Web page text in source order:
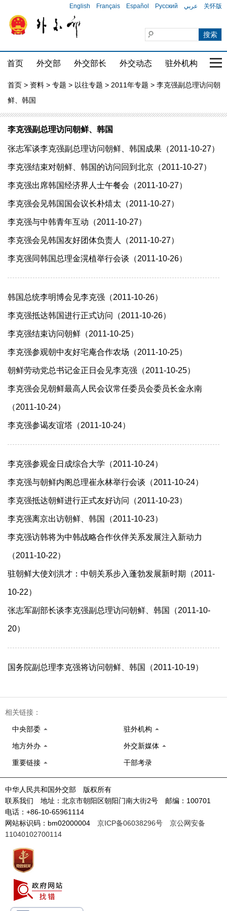
English Français Español Русский عربي 关怀版
首页 外交部 外交部长 外交动态 驻外机构 国
首页 > 资料 > 专题 > 以往专题 > 2011年专题 > 李克强副总理访问朝
鲜、韩国
李克强副总理访问朝鲜、韩国
张志军谈李克强副总理访问朝鲜、韩国成果（2011-10-27）
李克强结束对朝鲜、韩国的访问回到北京（2011-10-27）
李克强出席韩国经济界人士午餐会（2011-10-27）
李克强会见韩国国会议长朴熺太（2011-10-27）
李克强与中韩青年互动（2011-10-27）
李克强会见韩国友好团体负责人（2011-10-27）
李克强同韩国总理金滉植举行会谈（2011-10-26）
韩国总统李明博会见李克强（2011-10-26）
李克强抵达韩国进行正式访问（2011-10-26）
李克强结束访问朝鲜（2011-10-25）
李克强参观朝中友好宅庵合作农场（2011-10-25）
朝鲜劳动党总书记金正日会见李克强（2011-10-25）
李克强会见朝鲜最高人民会议常任委员会委员长金永南
（2011-10-24）
李克强参谒友谊塔（2011-10-24）
李克强参观金日成综合大学（2011-10-24）
李克强与朝鲜内阁总理崔永林举行会谈（2011-10-24）
李克强抵达朝鲜进行正式友好访问（2011-10-23）
李克强离京出访朝鲜、韩国（2011-10-23）
李克强访韩将为中韩战略合作伙伴关系发展注入新动力
（2011-10-22）
驻朝鲜大使刘洪才：中朝关系步入蓬勃发展新时期（2011-
10-22）
张志军副部长谈李克强副总理访问朝鲜、韩国（2011-10-
20）
国务院副总理李克强将访问朝鲜、韩国（2011-10-19）
相关链接：
中央部委 驻外机构
地方外办 外交新媒体
重要链接 干部考录
中华人民共和国外交部 版权所有
联系我们 地址：北京市朝阳区朝阳门南大街2号 邮编：100701
电话：+86-10-65961114
网站标识码：bm02000004 京ICP备06038296号
京公网安备
11040102700114